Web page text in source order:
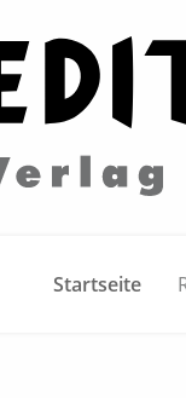
Startseite